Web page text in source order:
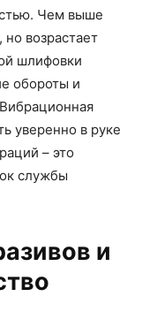
Чем выше
возрастает
шлифовки
обороты и
уверенно в руке
– это
службы
и